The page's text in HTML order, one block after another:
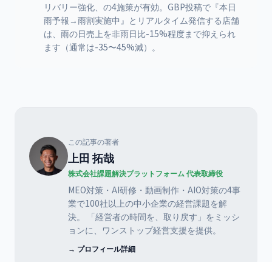
リバリー強化、の4施策が有効。GBP投稿で『本日
雨予報→雨割実施中』とリアルタイム発信する店舗
は、雨の日売上を非雨日比-15%程度まで抑えられ
ます（通常は-35〜45%減）。
この記事の著者
上田 拓哉
株式会社課題解決プラットフォーム 代表取締役
MEO対策・AI研修・動画制作・AIO対策の4事
業で100社以上の中小企業の経営課題を解
決。 「経営者の時間を、取り戻す」をミッシ
ョンに、ワンストップ経営支援を提供。
→ プロフィール詳細